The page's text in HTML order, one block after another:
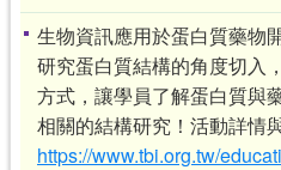
生物資訊應用於蛋白質藥物
研究蛋白質結構的角度切入
方式，讓學員了解蛋白質與
相關的結構研究！活動詳情
https://www.tbi.org.tw/